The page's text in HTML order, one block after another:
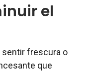
el
sentir frescura o
que